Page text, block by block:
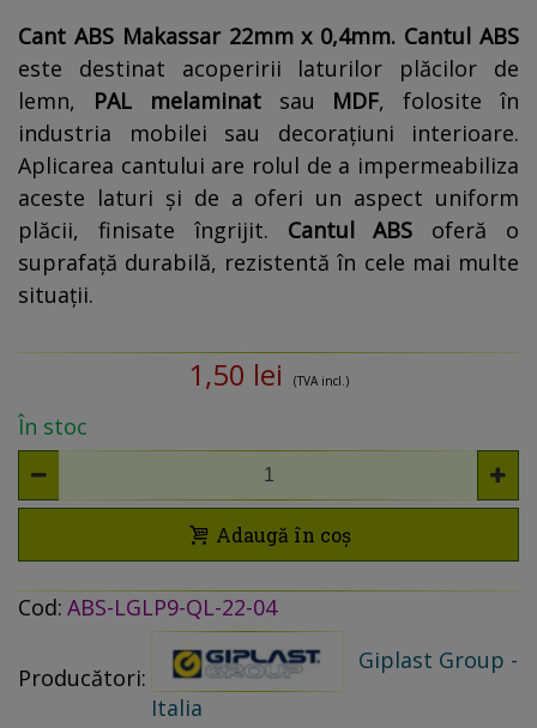
Cant ABS Makassar 22mm x 0,4mm. Cantul ABS
este destinat acoperirii laturilor plăcilor de
lemn, PAL melaminatsau MDF, folosite în
industria mobilei sau decorațiuni interioare.
Aplicarea cantului are rolul de a impermeabiliza
aceste laturi și de a oferi un aspect uniform
plăcii, finisate îngrijit. Cantul ABS oferă o
suprafață durabilă, rezistentă în cele mai multe
situații.
1,50 lei (TVA incl.)
În stoc
Adaugă în coș
Cod: ABS-LGLP9-QL-22-04
Producători:
Giplast Group -
Italia